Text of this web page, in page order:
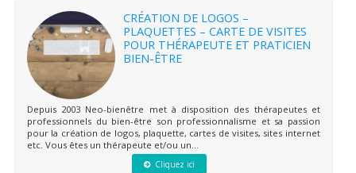
CRÉATION DE LOGOS –
PLAQUETTES – CARTE DE VISITES
POUR THÉRAPEUTE ET PRATICIEN
BIEN-ÊTRE
Depuis 2003 Neo-bienêtre met à disposition des thérapeutes et
professionnels du bien-être son professionnalisme et sa passion
pour la création de logos, plaquette, cartes de visites, sites internet
etc. Vous êtes un thérapeute et/ou un...
Cliquez ici